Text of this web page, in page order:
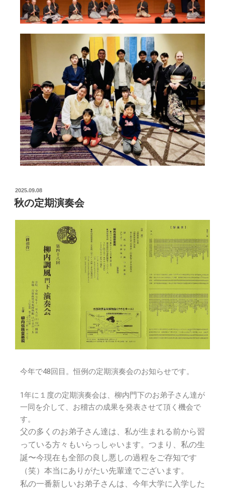
2025.09.08
秋の定期演奏会
今年で48回目。恒例の定期演奏会のお知らせです。
1年に１度の定期演奏会は、柳内門下のお弟子さん達が
一同を介して、お稽古の成果を発表させて頂く機会で
す。
父の多くのお弟子さん達は、私が生まれる前から習
っている方々もいらっしゃいます。つまり、私の生
誕〜今現在も全部の良し悪しの過程をご存知です
（笑）本当にありがたい先輩達でございます。
私の一番新しいお弟子さんは、今年大学に入学した